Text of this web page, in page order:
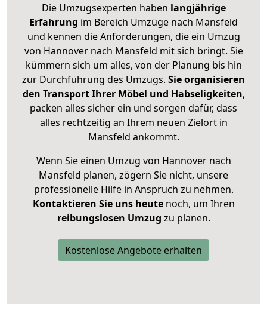
Die Umzugsexperten haben langjährige
Erfahrung im Bereich Umzüge nach Mansfeld
und kennen die Anforderungen, die ein Umzug
von Hannover nach Mansfeld mit sich bringt. Sie
kümmern sich um alles, von der Planung bis hin
zur Durchführung des Umzugs. Sie organisieren
den Transport Ihrer Möbel und Habseligkeiten,
packen alles sicher ein und sorgen dafür, dass
alles rechtzeitig an Ihrem neuen Zielort in
Mansfeld ankommt.
Wenn Sie einen Umzug von Hannover nach
Mansfeld planen, zögern Sie nicht, unsere
professionelle Hilfe in Anspruch zu nehmen.
Kontaktieren Sie uns heutenoch, um Ihren
reibungslosen Umzug zu planen.
Kostenlose Angebote erhalten